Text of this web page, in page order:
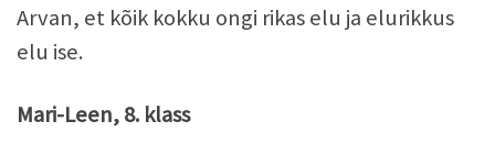
Arvan, et kõik kokku ongi rikas elu ja elurikkus
elu ise.
Mari-Leen, 8. klass